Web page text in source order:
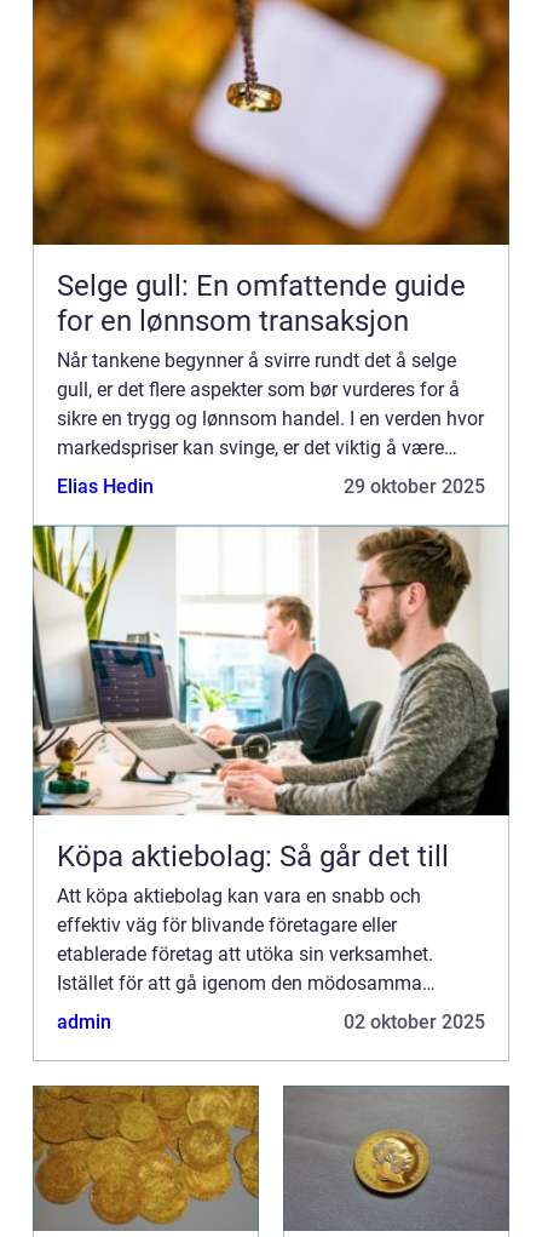
Selge gull: En omfattende guide
for en lønnsom transaksjon
Når tankene begynner å svirre rundt det å selge
gull, er det flere aspekter som bør vurderes for å
sikre en trygg og lønnsom handel. I en verden hvor
markedspriser kan svinge, er det viktig å være
inf...
Elias Hedin 29 oktober 2025
Köpa aktiebolag: Så går det till
Att köpa aktiebolag kan vara en snabb och
effektiv väg för blivande företagare eller
etablerade företag att utöka sin verksamhet.
Istället för att gå igenom den mödosamma
processen att starta ett nyt...
admin 02 oktober 2025